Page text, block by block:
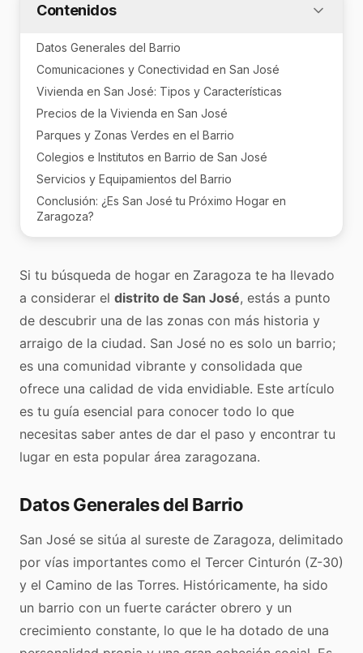
Contenidos
Datos Generales del Barrio
Comunicaciones y Conectividad en San José
Vivienda en San José: Tipos y Características
Precios de la Vivienda en San José
Parques y Zonas Verdes en el Barrio
Colegios e Institutos en Barrio de San José
Servicios y Equipamientos del Barrio
Conclusión: ¿Es San José tu Próximo Hogar en
Zaragoza?
Si tu búsqueda de hogar en Zaragoza te ha llevado
a considerar el distrito de San José, estás a punto
de descubrir una de las zonas con más historia y
arraigo de la ciudad. San José no es solo un barrio;
es una comunidad vibrante y consolidada que
ofrece una calidad de vida envidiable. Este artículo
es tu guía esencial para conocer todo lo que
necesitas saber antes de dar el paso y encontrar tu
lugar en esta popular área zaragozana.
Datos Generales del Barrio
San José se sitúa al sureste de Zaragoza, delimitado
por vías importantes como el Tercer Cinturón (Z-30)
y el Camino de las Torres. Históricamente, ha sido
un barrio con un fuerte carácter obrero y un
crecimiento constante, lo que le ha dotado de una